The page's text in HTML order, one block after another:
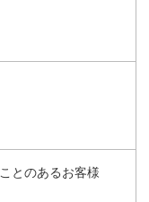
とのあるお客様